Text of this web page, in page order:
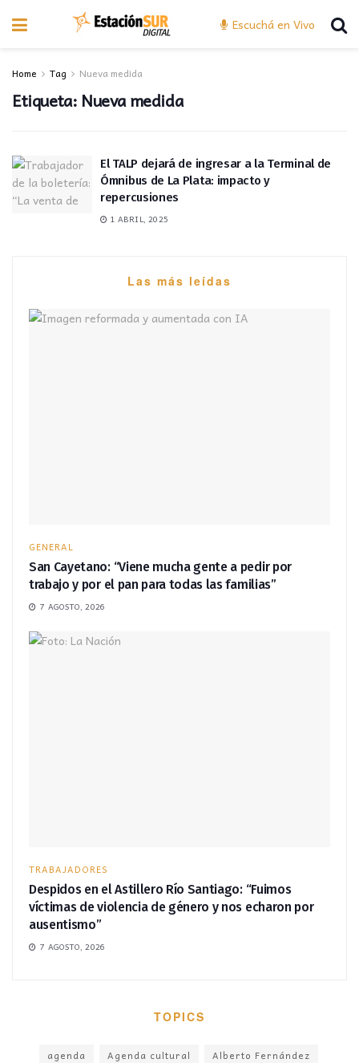
Escuchá en Vivo
Home Tag Nueva medida
Etiqueta:Nueva medida
El TALP dejará de ingresar a la Terminal de
Ómnibus de La Plata: impacto y
repercusiones
1 ABRIL, 2025
Las más leídas
GENERAL
San Cayetano: “Viene mucha gente a pedir por
trabajo y por el pan para todas las familias”
7 AGOSTO, 2026
TRABAJADORES
Despidos en el Astillero Río Santiago: “Fuimos
víctimas de violencia de género y nos echaron por
ausentismo”
7 AGOSTO, 2026
TOPICS
agenda Agenda cultural
Alberto Fernández